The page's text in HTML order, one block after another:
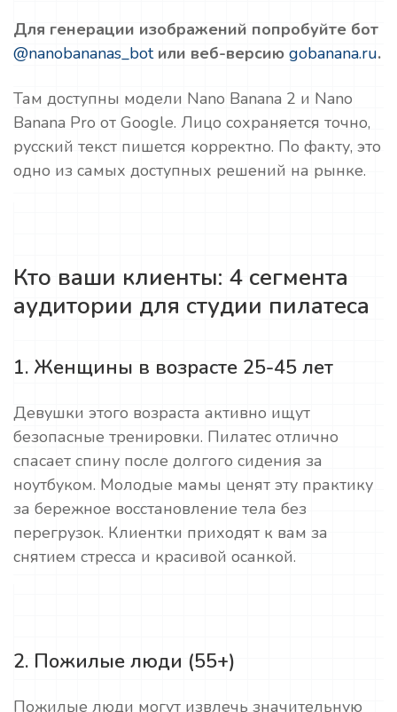
Для генерации изображений попробуйте бот
@nanobananas_botили веб-версию gobanana.ru.
Там доступны модели Nano Banana 2 и Nano
Banana Pro от Google. Лицо сохраняется точно,
русский текст пишется корректно. По факту, это
одно из самых доступных решений на рынке.
Кто ваши клиенты: 4 сегмента
аудитории для студии пилатеса
1. Женщины в возрасте 25-45 лет
Девушки этого возраста активно ищут
безопасные тренировки. Пилатес отлично
спасает спину после долгого сидения за
ноутбуком. Молодые мамы ценят эту практику
за бережное восстановление тела без
перегрузок. Клиентки приходят к вам за
снятием стресса и красивой осанкой.
2. Пожилые люди (55+)
Пожилые люди могут извлечь значительную